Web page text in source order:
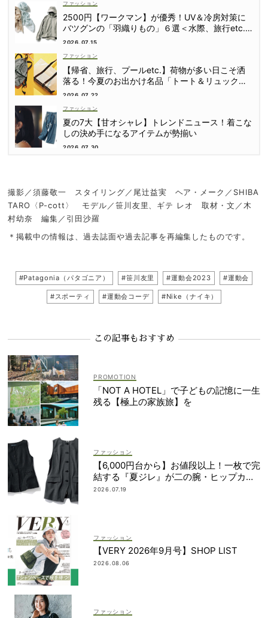
ファッション
2500円【ワークマン】が優秀！UV＆冷房対策に
バツグンの「羽織りもの」６選＜水際、旅行etc.
＞
2026.07.15
ファッション
【帰省、旅行、プールetc.】荷物が多い日こそ洒
落る！今夏のお出かけ名品「トート＆リュック」
５選
2026.07.22
ファッション
夏の7大【甘オシャレ】トレンドニュース！着こな
しの決め手になるアイテムが勢揃い
2026.07.30
撮影／須藤敬一 スタイリング／尾辻󠄀益実 ヘア・メーク／SHIBA
TARO〈P-cott〉 モデル／笹川友里、ギテ レオ 取材・文／木
村幼奈 編集／引田沙羅
＊掲載中の情報は、過去誌面や過去記事を再編集したものです。
#Patagonia（パタゴニア） #笹川友里 #運動会2023 #運動会
#スポーティ #運動会コーデ #Nike（ナイキ）
この記事もおすすめ
「NOT A HOTEL」で子どもの記憶に一生
残る【極上の家族旅】を
ファッション
【6,000円台から】お値段以上！一枚で完
結する『夏ジレ』が二の腕・ヒップカバ
ーに大活躍
2026.07.19
ファッション
【VERY 2026年9月号】SHOP LIST
2026.08.06
ファッション